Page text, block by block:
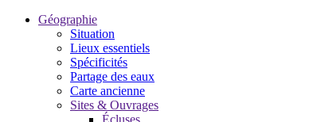
Géographie
Situation
Lieux essentiels
Spécificités
Partage des eaux
Carte ancienne
Sites & Ouvrages
Écluses